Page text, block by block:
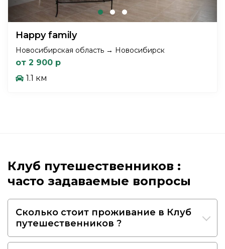
Happy family
Новосибирская область → Новосибирск
от 2 900 р
1.1 км
Клуб путешественников :
часто задаваемые вопросы
Сколько стоит проживание в Клуб
путешественников ?